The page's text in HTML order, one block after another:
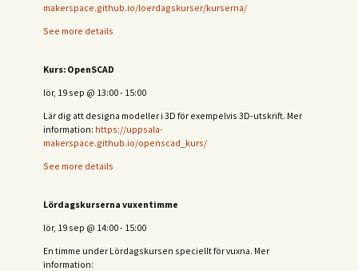
makerspace.github.io/loerdagskurser/kurserna/
See more details
Kurs: OpenSCAD
lör, 19 sep @ 13:00- 15:00
Lär dig att designa modeller i 3D för exempelvis 3D-utskrift. Mer
information: https://uppsala-
makerspace.github.io/openscad_kurs/
See more details
Lördagskurserna vuxentimme
lör, 19 sep @ 14:00- 15:00
En timme under Lördagskursen speciellt för vuxna. Mer
information: